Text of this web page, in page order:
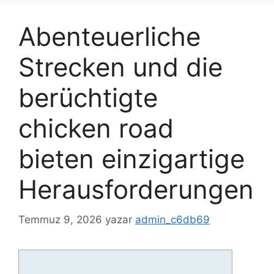
Abenteuerliche
Strecken und die
berüchtigte
chicken road
bieten einzigartige
Herausforderungen
Temmuz 9, 2026 yazar admin_c6db69